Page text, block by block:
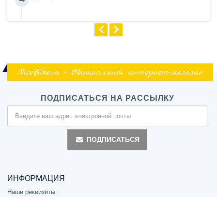
NiceBike.ru - Официальный интернет-магазин
ПОДПИСАТЬСЯ НА РАССЫЛКУ
ПОДПИСАТЬСЯ
ИНФОРМАЦИЯ
Наши реквизиты